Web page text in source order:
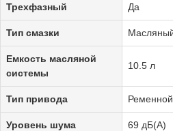
Трехфазный Да
Тип смазки
Емкость масляной
системы
10.5 л
Тип привода Ременной
Уровень шума 69 дБ(А)